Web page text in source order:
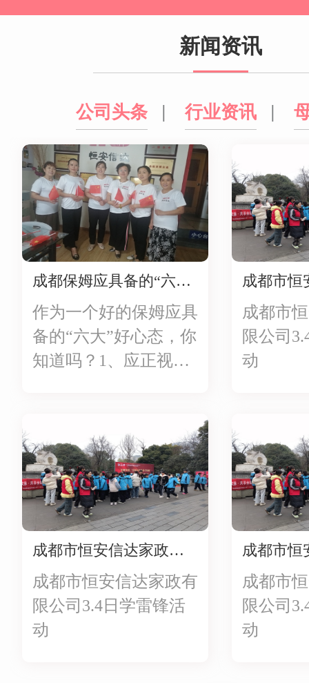
安嫂"大家…
新闻资讯
公司头条 | 行业资讯 |
成都保姆应具备的“六大”好心态，你知道吗？
作为一个好的保姆应具
备的“六大”好心态，你
知道吗？1、应正视行
在的保姆已经不是旧社
会的“丫鬟”、“佣人”。
2、洁身自好，
以“诚”为本，做事讲信
用，做人讲信用。
3、...
成都市
限公司
动
成都市恒安信达家政有限公司3.4日学雷锋活动
成都市恒安信达家政有
限公司3.4日学雷锋活
动
成都市
限公司
动